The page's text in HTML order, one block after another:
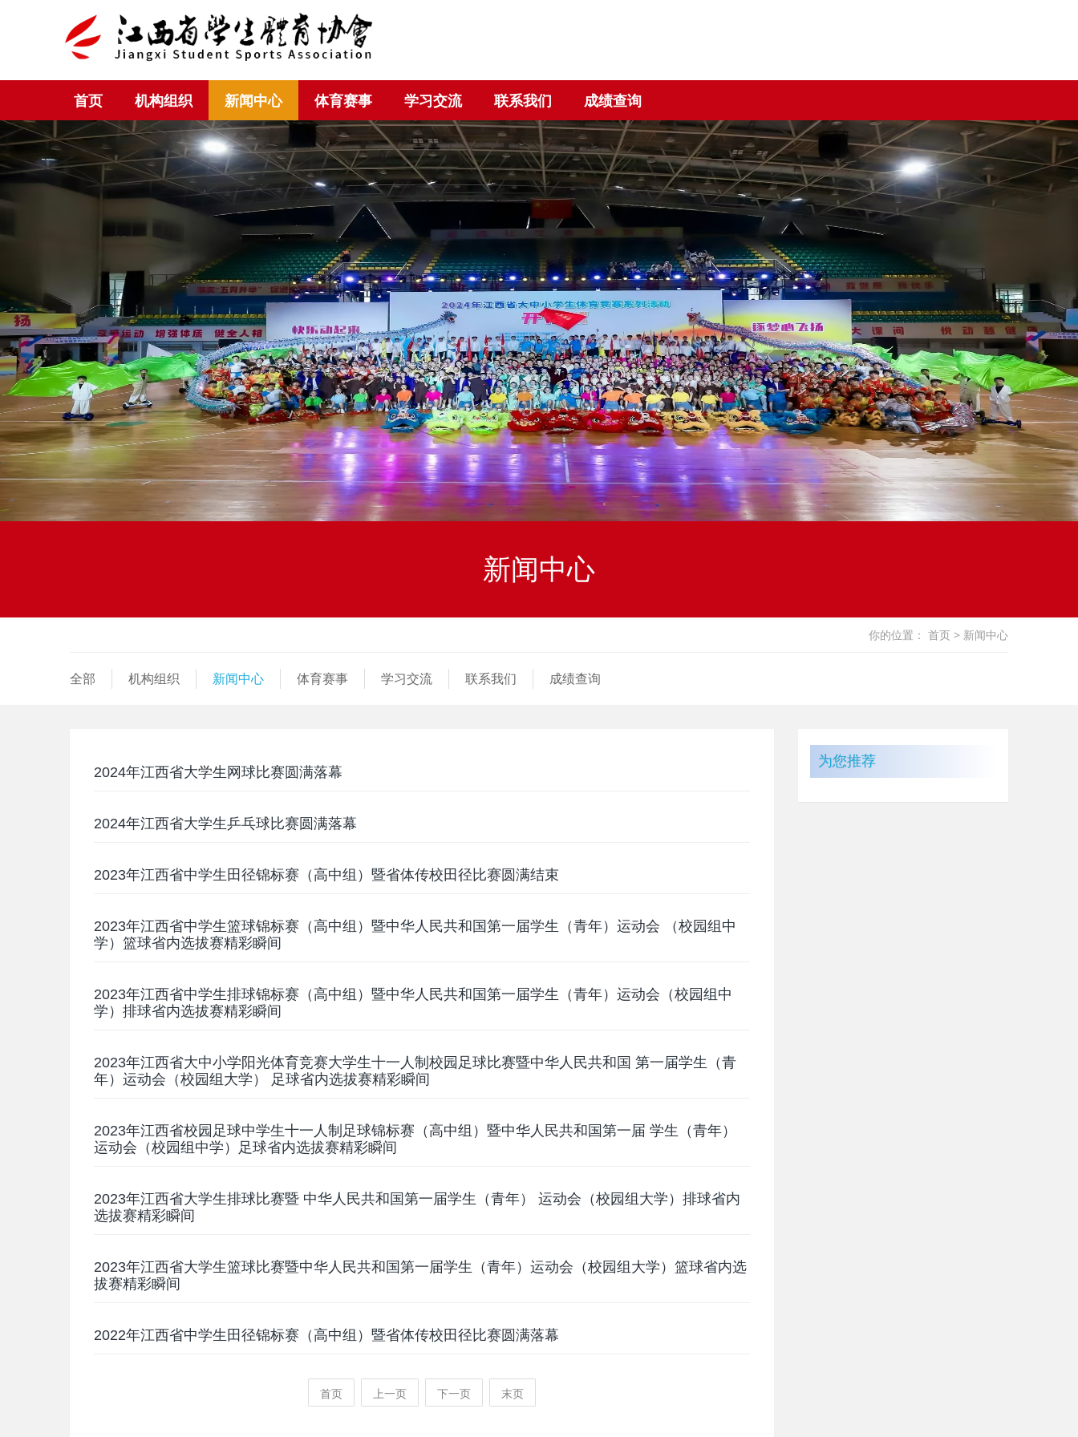
首页 机构组织 新闻中心 体育赛事 学习交流 联系我们 成绩查询
新闻中心
你的位置： 首页 > 新闻中心
全部 机构组织 新闻中心 体育赛事 学习交流 联系我们 成绩查询
2024年江西省大学生网球比赛圆满落幕
2024年江西省大学生乒乓球比赛圆满落幕
2023年江西省中学生田径锦标赛（高中组）暨省体传校田径比赛圆满结束
2023年江西省中学生篮球锦标赛（高中组）暨中华人民共和国第一届学生（青年）运动会 （校园组中
学）篮球省内选拔赛精彩瞬间
2023年江西省中学生排球锦标赛（高中组）暨中华人民共和国第一届学生（青年）运动会（校园组中
学）排球省内选拔赛精彩瞬间
2023年江西省大中小学阳光体育竞赛大学生十一人制校园足球比赛暨中华人民共和国 第一届学生（青
年）运动会（校园组大学） 足球省内选拔赛精彩瞬间
2023年江西省校园足球中学生十一人制足球锦标赛（高中组）暨中华人民共和国第一届 学生（青年）
运动会（校园组中学）足球省内选拔赛精彩瞬间
2023年江西省大学生排球比赛暨 中华人民共和国第一届学生（青年） 运动会（校园组大学）排球省内
选拔赛精彩瞬间
2023年江西省大学生篮球比赛暨中华人民共和国第一届学生（青年）运动会（校园组大学）篮球省内选
拔赛精彩瞬间
2022年江西省中学生田径锦标赛（高中组）暨省体传校田径比赛圆满落幕
首页 上一页 下一页 末页
为您推荐